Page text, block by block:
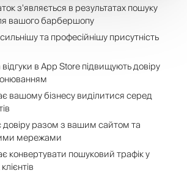
з’являється в результатах пошуку
вашого барбершопу
та професійнішу присутність
в App Store підвищують довіру
вашому бізнесу виділитися серед
довіру разом з вашим сайтом та
мережами
конвертувати пошуковий трафік у